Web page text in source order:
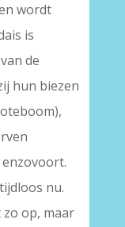
wordt
is
de
hun biezen
nu.
op, maar